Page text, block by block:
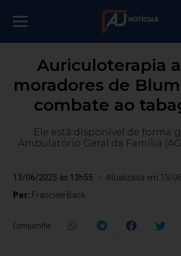
Auriculoterapia
moradores de
combate ao
Ele está disponível de forma
Ambulatório Geral da Família
13/06/2025 às 13h55
Atualizada em 13/
Por: Franciele Back
Compartilhe: